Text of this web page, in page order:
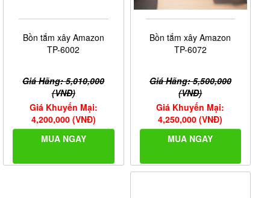
Bồn tắm xây Amazon
TP-6002
Giá Hãng: 5,010,000
(VNĐ)
Giá Khuyến Mại:
4,200,000 (VNĐ)
MUA NGAY
Bồn tắm xây Amazon
TP-6072
Giá Hãng: 5,500,000
(VNĐ)
Giá Khuyến Mại:
4,250,000 (VNĐ)
MUA NGAY